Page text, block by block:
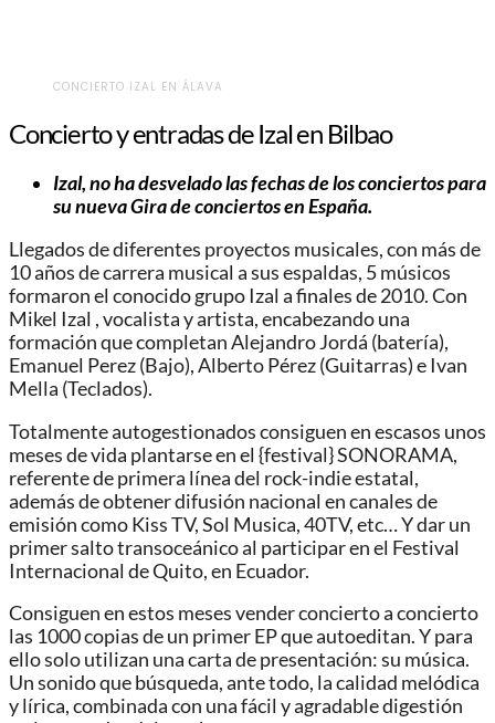
CONCIERTO IZAL EN ÁLAVA
Concierto y entradas de Izal en Bilbao
Izal, no ha desvelado las fechas de los conciertos para
su nueva Gira de conciertos en España.
Llegados de diferentes proyectos musicales, con más de
10 años de carrera musical a sus espaldas, 5 músicos
formaron el conocido grupo Izal a finales de 2010. Con
Mikel Izal , vocalista y artista, encabezando una
formación que completan Alejandro Jordá (batería),
Emanuel Perez (Bajo), Alberto Pérez (Guitarras) e Ivan
Mella (Teclados).
Totalmente autogestionados consiguen en escasos unos
meses de vida plantarse en el {festival} SONORAMA,
referente de primera línea del rock-indie estatal,
además de obtener difusión nacional en canales de
emisión como Kiss TV, Sol Musica, 40TV, etc… Y dar un
primer salto transoceánico al participar en el Festival
Internacional de Quito, en Ecuador.
Consiguen en estos meses vender concierto a concierto
las 1000 copias de un primer EP que autoeditan. Y para
ello solo utilizan una carta de presentación: su música.
Un sonido que búsqueda, ante todo, la calidad melódica
y lírica, combinada con una fácil y agradable digestión